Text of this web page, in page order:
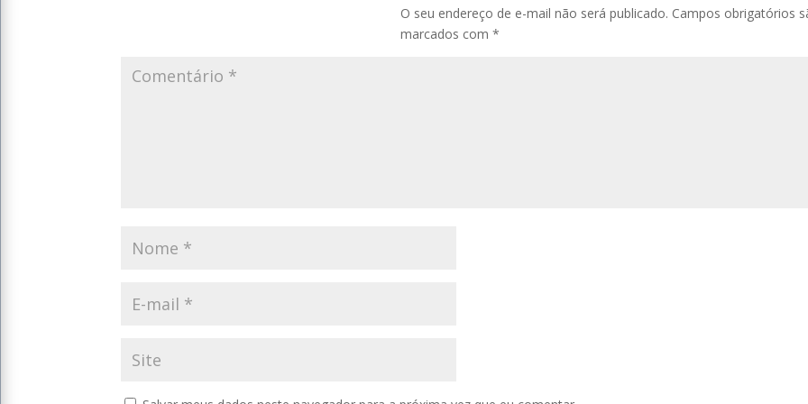
O seu endereço de e-mail não será publicado. Campos obrigatórios
marcados com*